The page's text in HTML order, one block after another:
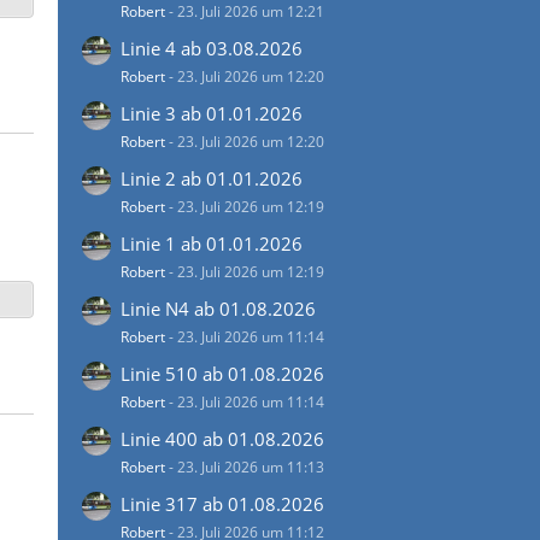
Robert-23. Juli 2026 um 12:21
Linie 4 ab 03.08.2026
Robert-23. Juli 2026 um 12:20
Linie 3 ab 01.01.2026
Robert-23. Juli 2026 um 12:20
Linie 2 ab 01.01.2026
Robert-23. Juli 2026 um 12:19
Linie 1 ab 01.01.2026
Robert-23. Juli 2026 um 12:19
Linie N4 ab 01.08.2026
Robert-23. Juli 2026 um 11:14
Linie 510 ab 01.08.2026
Robert-23. Juli 2026 um 11:14
Linie 400 ab 01.08.2026
Robert-23. Juli 2026 um 11:13
Linie 317 ab 01.08.2026
Robert-23. Juli 2026 um 11:12